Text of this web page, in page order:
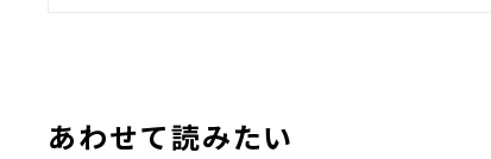
あわせて読みたい